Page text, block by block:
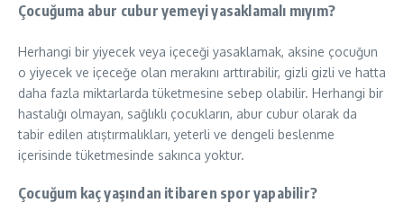
Çocuğuma abur cubur yemeyi yasaklamalı mıyım?
Herhangi bir yiyecek veya içeceği yasaklamak, aksine çocuğun
o yiyecek ve içeceğe olan merakını arttırabilir, gizli gizli ve hatta
daha fazla miktarlarda tüketmesine sebep olabilir. Herhangi bir
hastalığı olmayan, sağlıklı çocukların, abur cubur olarak da
tabir edilen atıştırmalıkları, yeterli ve dengeli beslenme
içerisinde tüketmesinde sakınca yoktur.
Çocuğum kaç yaşından itibaren spor yapabilir?